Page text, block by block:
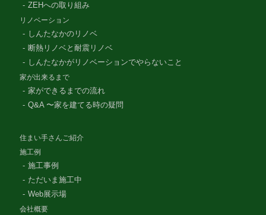
ZEHへの取り組み
リノベーション
しんたなかのリノベ
断熱リノベと耐震リノベ
しんたなかがリノベーションでやらないこと
家が出来るまで
家ができるまでの流れ
Q&A 〜家を建てる時の疑問
住まい手さんご紹介
施工例
施工事例
ただいま施工中
Web展示場
会社概要